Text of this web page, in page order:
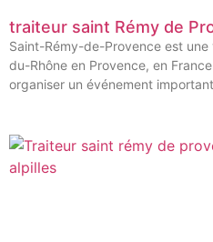
traiteur saint Rémy de
Saint-Rémy-de-Provence est
du-Rhône en Provence, en
organiser un événement